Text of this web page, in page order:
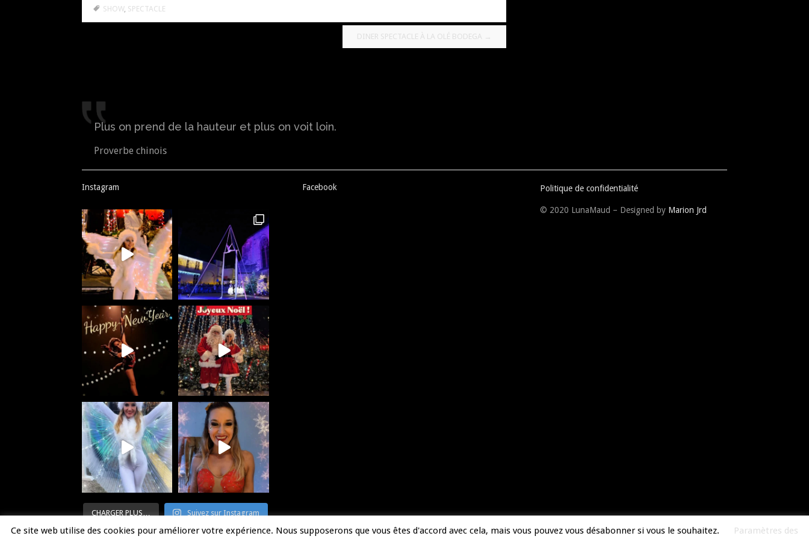
SHOW, SPECTACLE
articles
DINER SPECTACLE À LA OLÉ BODEGA →
Plus on prend de la hauteur et plus on voit loin.
Proverbe chinois
Instagram
CHARGER PLUS… Suivez sur Instagram
Facebook Politique de confidentialité
© 2020 LunaMaud – Designed by Marion Jrd
Ce site web utilise des cookies pour améliorer votre expérience. Nous supposerons que vous êtes d'accord avec cela, mais vous pouvez vous désabonner si vous le souhaitez. Paramètres des